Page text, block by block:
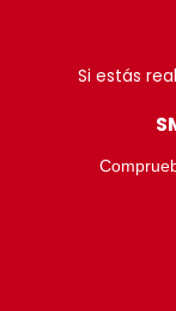
Si estás